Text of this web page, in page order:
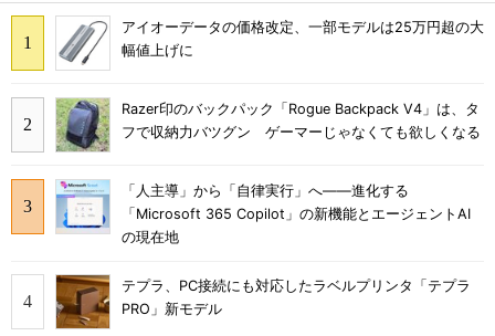
アイオーデータの価格改定、一部モデルは25万円超の大
幅値上げに
Razer印のバックパック「Rogue Backpack V4」は、タ
フで収納力バツグン ゲーマーじゃなくても欲しくなる
「人主導」から「自律実行」へ――進化する
「Microsoft 365 Copilot」の新機能とエージェントAI
の現在地
テプラ、PC接続にも対応したラベルプリンタ「テプラ
PRO」新モデル